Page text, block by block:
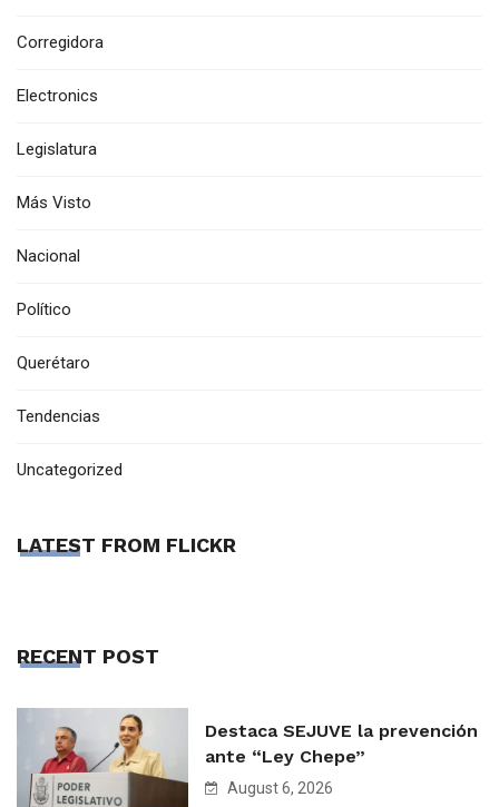
Corregidora
Electronics
Legislatura
Más Visto
Nacional
Político
Querétaro
Tendencias
Uncategorized
LATEST FROM FLICKR
RECENT POST
Destaca SEJUVE la prevención
ante “Ley Chepe”
August 6, 2026